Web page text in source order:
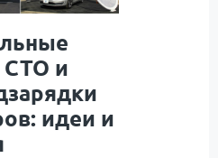
СТО и
идеи и